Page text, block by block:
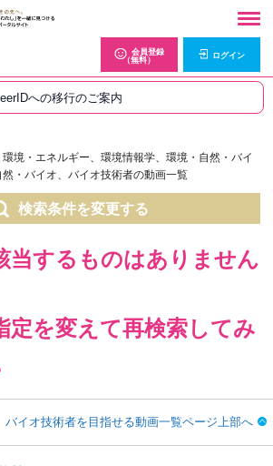
会員登録
（無料）
ログイン
への移行のご案内
境・エネルギー、環境情報学、環境・自然・バイ
然・バイオ、バイオ技術者の動画一覧
検索条件を変更する
当するものはありません
定を変えて再検索してみ
バイオ技術者を目指せる動画一覧ページ上部へ